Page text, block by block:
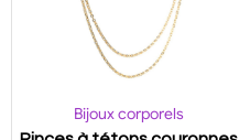
Bijoux corporels